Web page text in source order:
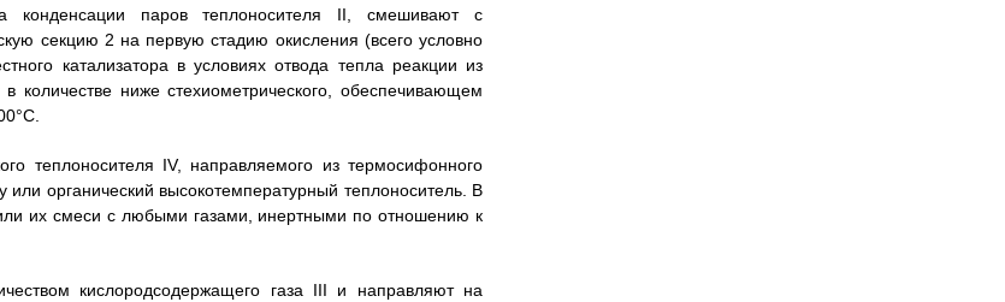
конденсации паров теплоносителя II, смешивают с
секцию 2 на первую стадию окисления (всего условно
катализатора в условиях отвода тепла реакции из
количестве ниже стехиометрического, обеспечивающем
теплоносителя IV, направляемого из термосифонного
или органический высокотемпературный теплоноситель. В
или их смеси с любыми газами, инертными по отношению к
кислородсодержащего газа III и направляют на